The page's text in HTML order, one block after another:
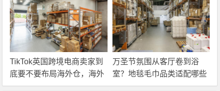
TikTok英国跨境电商卖家到
底要不要布局海外仓，海外
仓优势分析！
万圣节氛围从客厅卷到浴
室？地毯毛巾品类适配哪些
海外仓服务？